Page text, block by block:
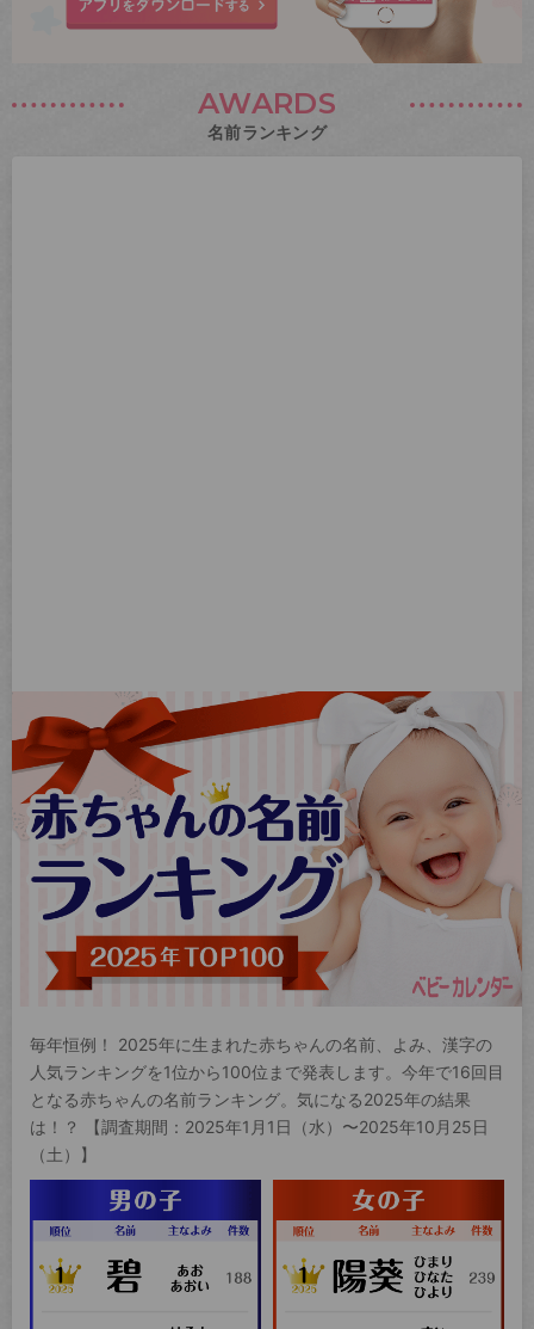
AWARDS
名前ランキング
毎年恒例！ 2025年に生まれた赤ちゃんの名前、よみ、漢字の
人気ランキングを1位から100位まで発表します。今年で16回目
となる赤ちゃんの名前ランキング。気になる2025年の結果
は！？ 【調査期間：2025年1月1日（水）〜2025年10月25日
（土）】